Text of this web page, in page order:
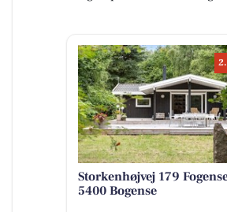
Storkenhøjvej 179
5400 Bogense